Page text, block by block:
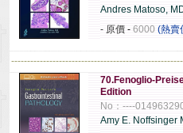
Andres Matoso,
- 原價 - 6000 (熱賣
70.Fenoglio-
Edition
No：----
Amy E. Noffsinger